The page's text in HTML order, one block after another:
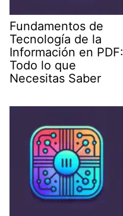
Fundamentos de
Tecnología de la
Información en PDF:
Todo lo que
Necesitas Saber